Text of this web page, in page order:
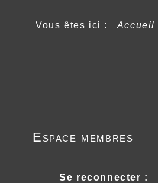
Vous êtes ici : Accueil
Espace membres
Se reconnecter :